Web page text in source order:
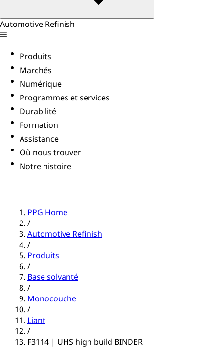
Automotive Refinish
Produits
Marchés
Numérique
Programmes et services
Durabilité
Formation
Assistance
Où nous trouver
Notre histoire
PPG Home
/
Automotive Refinish
/
Produits
/
Base solvanté
/
Monocouche
/
Liant
/
F3114 | UHS high build BINDER